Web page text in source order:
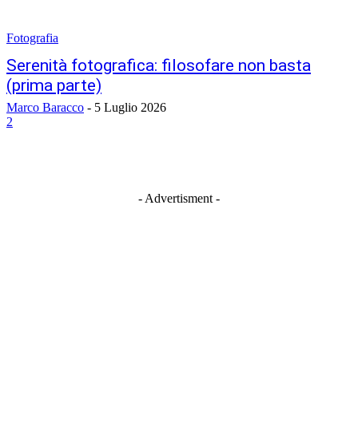
Fotografia
Serenità fotografica: filosofare non basta
(prima parte)
Marco Baracco - 5 Luglio 2026
2
- Advertisment -